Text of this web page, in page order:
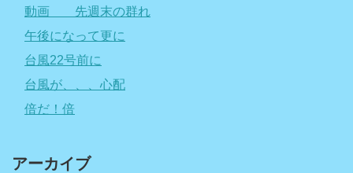
動画 先週末の群れ
午後になって更に
台風22号前に
台風が、、、心配
倍だ！倍
アーカイブ